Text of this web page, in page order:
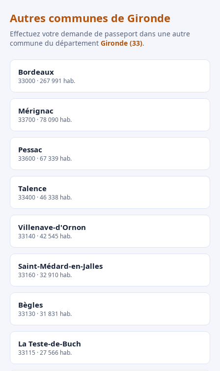
Autres communes de Gironde
Effectuez votre demande de passeport dans une autre
commune du département Gironde (33).
Bordeaux
33000 · 267 991 hab.
Mérignac
33700 · 78 090 hab.
Pessac
33600 · 67 339 hab.
Talence
33400 · 46 338 hab.
Villenave-d'Ornon
33140 · 42 545 hab.
Saint-Médard-en-Jalles
33160 · 32 910 hab.
Bègles
33130 · 31 831 hab.
La Teste-de-Buch
33115 · 27 566 hab.